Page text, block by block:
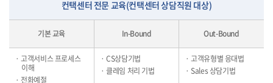
컨택센터 전문 교육(컨택센터 상담직원 대상)
기본 교육 In-Bound Out-Bound
· 고객서비스 프로세스
이해
· 전화예절
· CS상담기법
· 클레임 처리 기법
· 고객유형별 응대법
· Sales 상담기법